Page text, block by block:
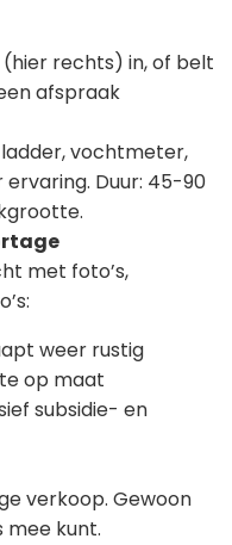
rechts) in, of belt
afspraak
vochtmeter,
Duur: 45-90
met foto’s,
weer rustig
op maat
subsidie- en
verkoop. Gewoon
mee kunt.